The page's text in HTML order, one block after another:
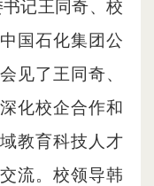
记王同奇、校
国石化集团公
见了王同奇、
化校企合作和
教育科技人才
流。校领导韩